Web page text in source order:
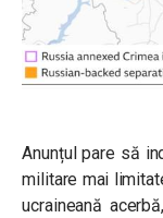
Anunțul pare să
militare mai
ucraineană